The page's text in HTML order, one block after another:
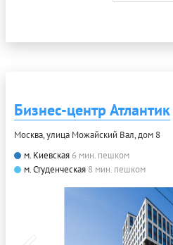
Бизнес-центр Атлантик
Москва, улица Можайский Вал, дом 8
м. Киевская 6 мин. пешком
м. Студенческая 8 мин. пешком